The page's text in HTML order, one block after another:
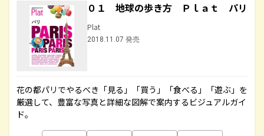
０１ 地球の歩き方 Ｐｌａｔ パリ
Plat
2018.11.07 発売
花の都パリでやるべき「見る」「買う」「食べる」「遊ぶ」を
厳選して、豊富な写真と詳細な図解で案内するビジュアルガイ
ド。